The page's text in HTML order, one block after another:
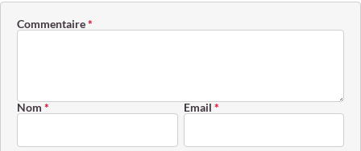
Commentaire*
Nom * Email *